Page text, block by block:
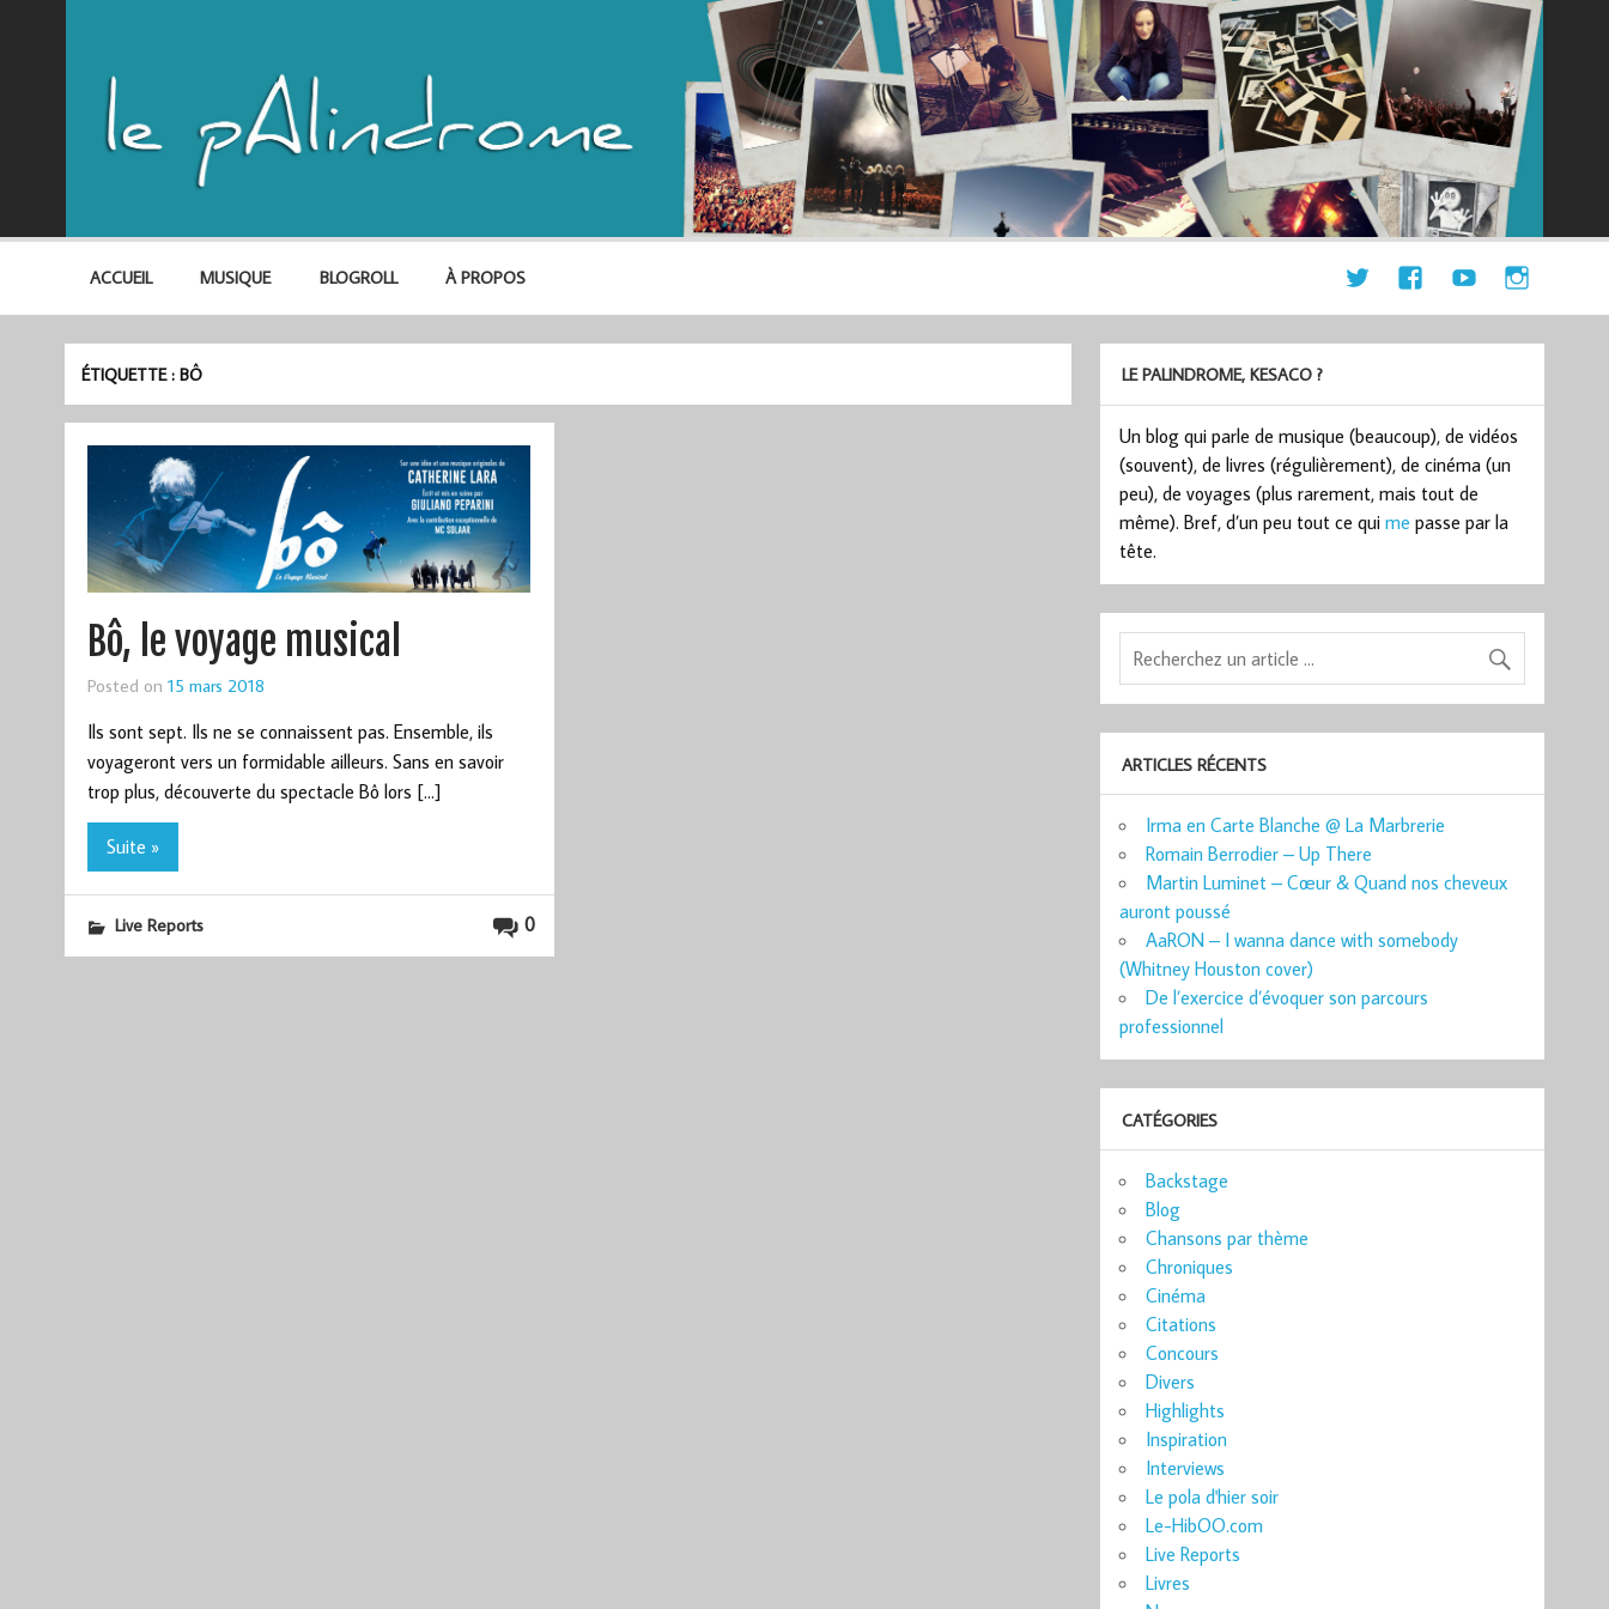
ACCUEIL MUSIQUE BLOGROLL À PROPOS
ÉTIQUETTE :BÔ
Bô, le voyage musical
Posted on 15 mars 2018
Ils sont sept. Ils ne se connaissent pas. Ensemble, ils
voyageront vers un formidable ailleurs. Sans en savoir
trop plus, découverte du spectacle Bô lors […]
Suite »
0
Live Reports
LE PALINDROME, KESACO ?
Un blog qui parle de musique (beaucoup), de vidéos
(souvent), de livres (régulièrement), de cinéma (un
peu), de voyages (plus rarement, mais tout de
même). Bref, d’un peu tout ce quime passe par la
tête.
ARTICLES RÉCENTS
Irma en Carte Blanche @ La Marbrerie
Romain Berrodier – Up There
Martin Luminet – Cœur & Quand nos cheveux
auront poussé
AaRON – I wanna dance with somebody
(Whitney Houston cover)
De l’exercice d’évoquer son parcours
professionnel
CATÉGORIES
Backstage
Blog
Chansons par thème
Chroniques
Cinéma
Citations
Concours
Divers
Highlights
Inspiration
Interviews
Le pola d'hier soir
Le-HibOO.com
Live Reports
Livres